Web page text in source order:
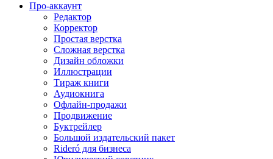
Про-аккаунт
Редактор
Корректор
Простая верстка
Сложная верстка
Дизайн обложки
Иллюстрации
Тираж книги
Аудиокнига
Офлайн-продажи
Продвижение
Буктрейлер
Большой издательский пакет
Rideró для бизнеса